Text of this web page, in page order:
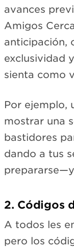
avances
Amigos
anticipación,
exclusividad
sienta como
Por ejemplo,
mostrar una
bastidores
dando a tus
2. Códigos
A todos les
pero los